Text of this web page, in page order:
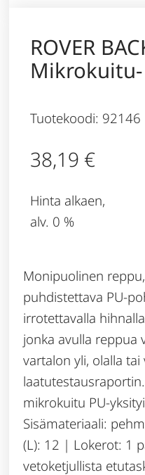
ROVER
Tuotekoodi: 92146
38,19 €
Hinta alkaen,
alv. 0 %
Monipuolinen
puhdistettava PU-
irrotettavalla
jonka avulla reppua
vartalon yli, olalla
mikrokuitu PU-
Sisämateriaali:
(L): 12 | Lokerot: 1
vetoketjullista